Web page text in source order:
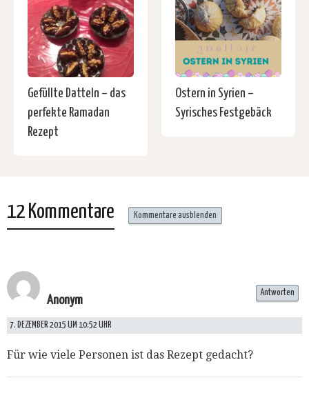
Gefüllte Datteln – das
perfekte Ramadan
Rezept
Ostern in Syrien –
Syrisches Festgebäck
12 Kommentare Kommentare ausblenden
Anonym
7. DEZEMBER 2015 UM 10:52 UHR
Für wie viele Personen ist das Rezept gedacht?
Antworten